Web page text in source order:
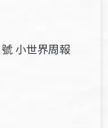
小世界周報